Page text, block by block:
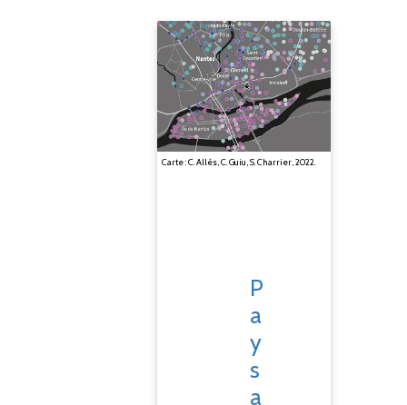
Carte : C. Allès, C. Guiu, S. Charrier, 2022.
P
a
y
s
a